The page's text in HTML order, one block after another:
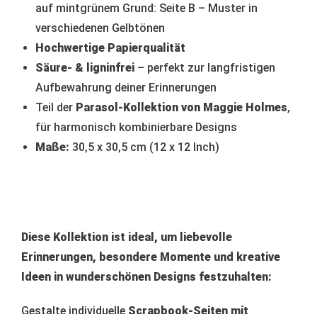
auf mintgrünem Grund: Seite B – Muster in
verschiedenen Gelbtönen
Hochwertige Papierqualität
Säure- & ligninfrei – perfekt zur langfristigen
Aufbewahrung deiner Erinnerungen
Teil der Parasol-Kollektion von Maggie Holmes,
für harmonisch kombinierbare Designs
Maße: 30,5 x 30,5 cm (12 x 12 Inch)
Diese Kollektion ist ideal, um liebevolle
Erinnerungen, besondere Momente und kreative
Ideen in wunderschönen Designs festzuhalten:
Gestalte individuelle Scrapbook-Seiten mit